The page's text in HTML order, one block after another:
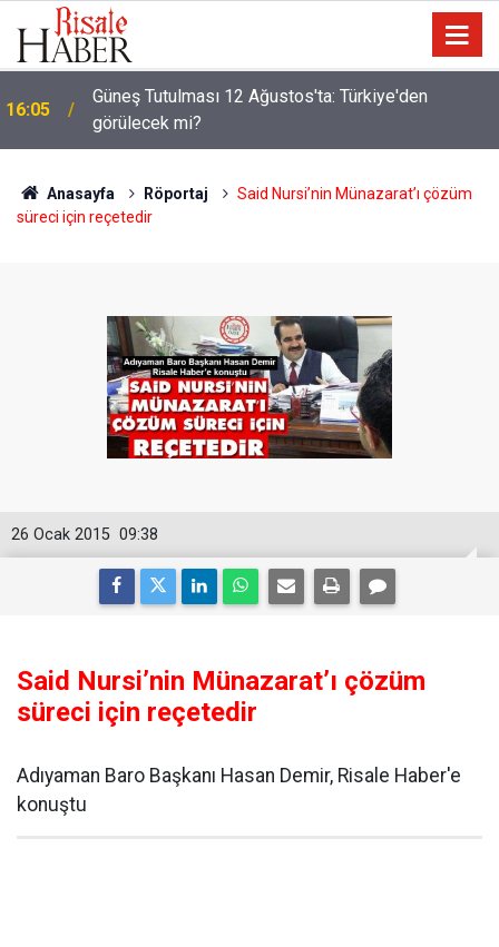
16:05
Güneş Tutulması 12 Ağustos'ta: Türkiye'den
görülecek mi?
Anasayfa Röportaj
Said Nursi’nin Münazarat’ı çözüm
süreci için reçetedir
09:38
26 Ocak 2015
Said Nursi’nin Münazarat’ı çözüm
süreci için reçetedir
Adıyaman Baro Başkanı Hasan Demir, Risale Haber'e
konuştu